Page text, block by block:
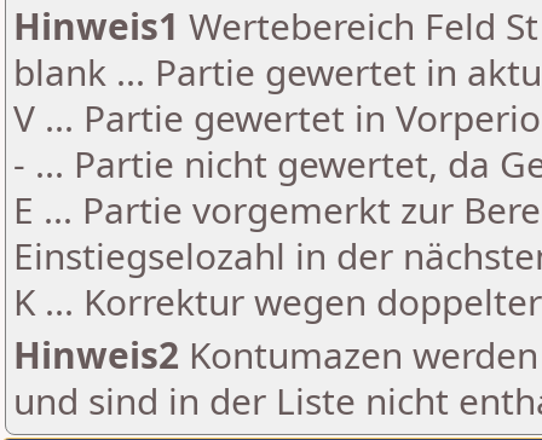
Hinweis1 Wertebereich Feld
blank ... Partie gewertet in
V ... Partie gewertet in
- ... Partie nicht gewertet, da
E ... Partie vorgemerkt zur
Einstiegselozahl in der
K ... Korrektur wegen
Hinweis2 Kontumazen
und sind in der Liste nicht